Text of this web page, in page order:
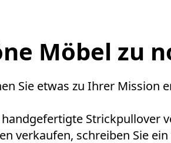
Möbel zu
Sie etwas zu Ihrer Mission
handgefertigte Strickpullover
verkaufen, schreiben Sie